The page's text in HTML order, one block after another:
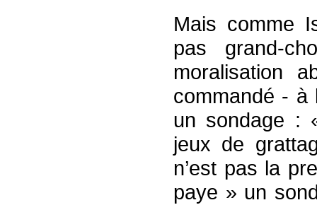
Mais comme
pas grand-
moralisation
commandé - à
un sondage :
jeux de
n’est pas la
paye » un